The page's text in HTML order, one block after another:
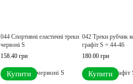
044 Спортивні еластичні треки
червоні S
158.40 грн
Купити
042 Треки рубчик
графіт S = 44-46
180.00 грн
Купити